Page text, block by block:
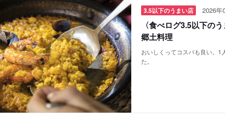
3.5以下のうまい店 2026年
〈食べログ3.5以下の
郷土料理
おいしくってコスパも良い。1
た。